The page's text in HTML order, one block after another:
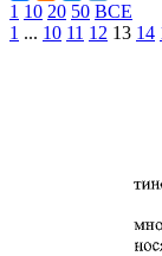
1 10 20 50 ВСЕ
1 ... 10 11 12 13 14